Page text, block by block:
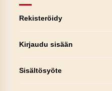
Rekisteröidy
Kirjaudu sisään
Sisältösyöte